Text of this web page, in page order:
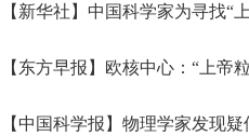
【新华社】中国科学家为寻找“
【东方早报】欧核中心：“上帝
【中国科学报】物理学家发现